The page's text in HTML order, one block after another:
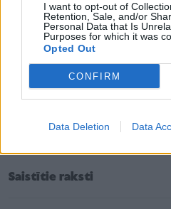
I want to opt-out of
Retention, Sale, and/or
Personal Data that Is
Purposes for which it was
Opted Out
CONFIRM
Data Deletion Data
Variācijas
Dažkārt šiem salātiem
pārgrieztas vīnogas bez
rīvētu cieto sieru, vēl kādā
tomātiņus.
Saistītie raksti